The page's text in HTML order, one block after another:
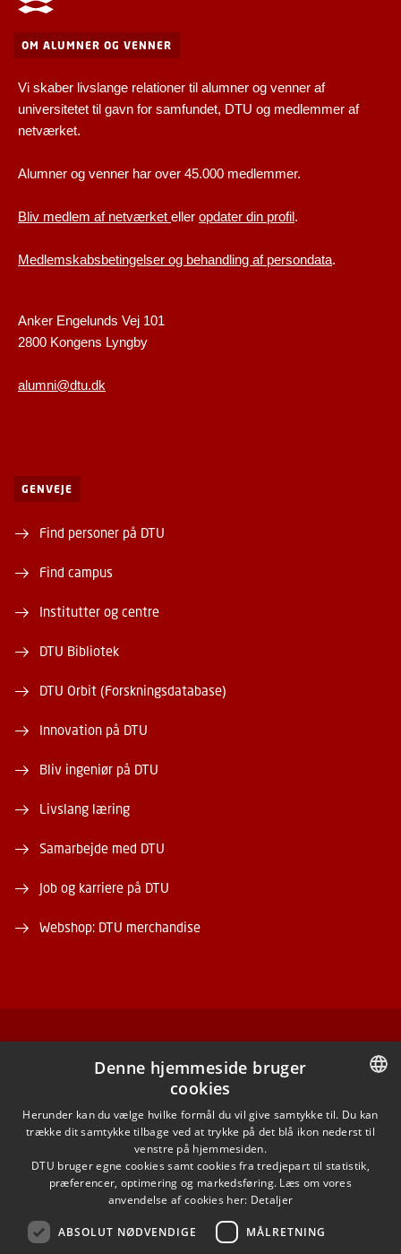
OM ALUMNER OG VENNER
Vi skaber livslange relationer til alumner og venner af
universitetet til gavn for samfundet, DTU og medlemmer af
netværket.
Alumner og venner har over 45.000 medlemmer.
Bliv medlem af netværket eller opdater din profil.
Medlemskabsbetingelser og behandling af persondata.
Anker Engelunds Vej 101
2800 Kongens Lyngby
alumni@dtu.dk
GENVEJE
Find personer på DTU
Find campus
Institutter og centre
DTU Bibliotek
DTU Orbit (Forskningsdatabase)
Innovation på DTU
Bliv ingeniør på DTU
Livslang læring
Samarbejde med DTU
Job og karriere på DTU
Webshop: DTU merchandise
INSTAGRAM
LINKEDIN
X
YOUTUBE
DANISH
ENGLISH
Denne hjemmeside bruger
cookies
Herunder kan du vælge hvilke formål du vil give samtykke til. Du kan
trække dit samtykke tilbage ved at trykke på det blå ikon nederst til
venstre på hjemmesiden.
DTU bruger egne cookies samt cookies fra tredjepart til statistik,
præferencer, optimering og markedsføring. Læs om vores
anvendelse af cookies her: Detaljer
ABSOLUT NØDVENDIGE MÅLRETNING